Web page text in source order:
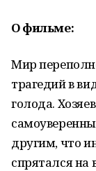
О фильме:
Мир
трагедий в
голода.
другим, что
спрятался на